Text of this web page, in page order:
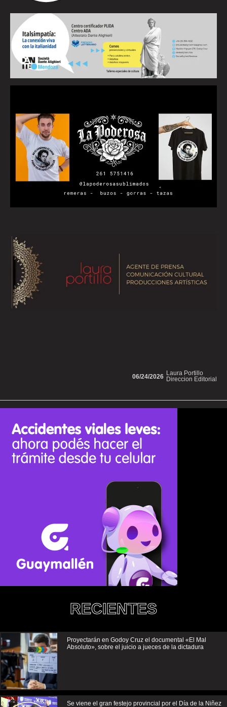
Laura Portillo
Direccion Editorial
06/24/2026
RECIENTES
Proyectarán en Godoy Cruz el documental «El Mal
Absoluto», sobre el juicio a jueces de la dictadura
Se viene el gran festejo provincial por el Día de la Niñez